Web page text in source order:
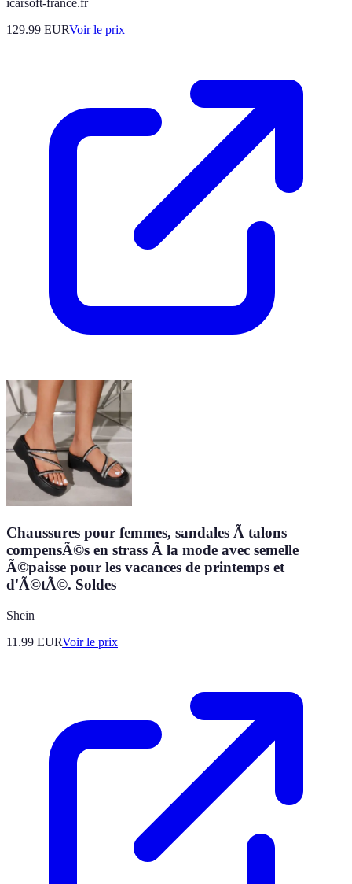
icarsoft-france.fr
129.99 EURVoir le prix
Chaussures pour femmes, sandales Ã talons
compensÃ©s en strass Ã la mode avec semelle
Ã©paisse pour les vacances de printemps et
d'Ã©tÃ©. Soldes
Shein
11.99 EURVoir le prix